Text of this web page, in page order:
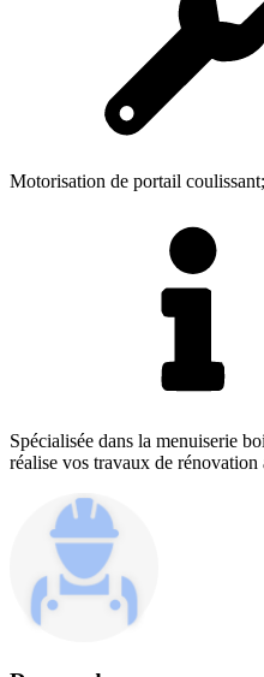
Motorisation de portail
Spécialisée dans la menuiserie
réalise vos travaux de